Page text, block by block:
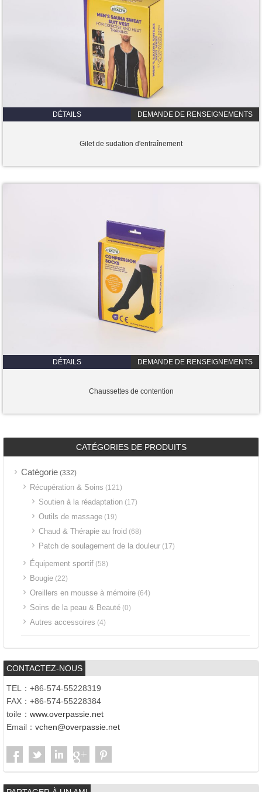
DÉTAILS DEMANDE DE RENSEIGNEMENTS
Gilet de sudation d'entraînement
DÉTAILS DEMANDE DE RENSEIGNEMENTS
Chaussettes de contention
CATÉGORIES DE PRODUITS
Catégorie (332)
Récupération & Soins (121)
Soutien à la réadaptation (17)
Outils de massage (19)
Chaud & Thérapie au froid (68)
Patch de soulagement de la douleur (17)
Équipement sportif (58)
Bougie (22)
Oreillers en mousse à mémoire (64)
Soins de la peau & Beauté (0)
Autres accessoires (4)
CONTACTEZ-NOUS
TEL：+86-574-55228319
FAX：+86-574-55228384
toile： www.overpassie.net
Email： vchen@overpassie.net